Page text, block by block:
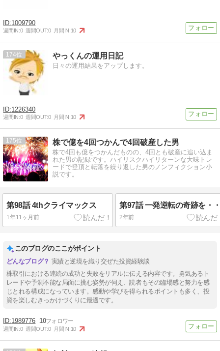
1009790
週間IN:0 週間OUT:0 月間IN:10
174 やっくんの運用日記
日々の運用結果をアップします。
1226340
週間IN:0 週間OUT:0 月間IN:10
175 株で億を4回つかんで4回破産した男
株で4回も億をつかんだものの、4回とも破産に追い込ま
れた男の記録です。ハイリスクハイリターンな大味トレ
ードで登頂と転落を繰り返した男のノンフィクション小
説です。
第98話 4thクライマックス
1年11ヶ月前
第97話 一発逆転の奇跡を・
2年前
このブログのここがポイント
実績と逆境を織り交ぜた投資経験談
株取引における連続の成功と失敗をリアルに伝える内容です。勇気あるト
レードや予測不能な局面に挑む姿勢が伺え、読者もその臨場感と努力を感
じとれる構成になっています。感動や学びを得られるポイントも多く、投
資を楽しむきっかけづくりに最適です。
1989776 10
週間IN:0 週間OUT:0 月間IN:10